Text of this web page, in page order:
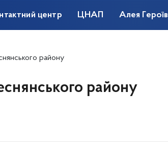
центр ЦНАП Алея Героїв
району
району